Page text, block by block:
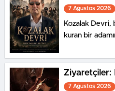
7 Ağustos 2026
Kozalak Devri,
kuran bir
Ziyaretçiler:
7 Ağustos 2026